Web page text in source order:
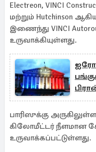
Electreon, VINCI
மற்றும் Hutchinson
இணைந்து VINCI
உருவாக்கியுள்ளது.
பாரிஸுக்கு
கிலோமீட்டர் நீளமான
உருவாக்கப்பட்டுள்ளது.